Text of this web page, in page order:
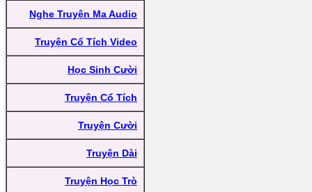
Nghe Truyện Ma Audio
Truyện Cổ Tích Video
Học Sinh Cười
Truyện Cổ Tích
Truyện Cười
Truyện Dài
Truyện Học Trò